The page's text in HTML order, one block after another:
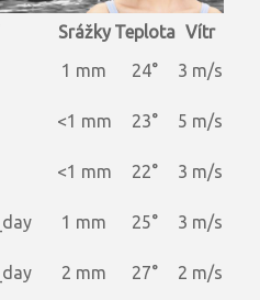
Srážky Teplota Vítr
1 mm 24°
3 m/s
<1 mm 23°
5 m/s
<1 mm 22°
3 m/s
1 mm 25°
3 m/s
2 mm 27°
2 m/s